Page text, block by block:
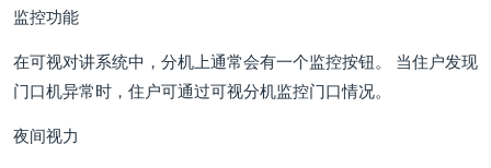
监控功能
在可视对讲系统中，分机上通常会有一个监控按钮。 当住户发现
门口机异常时，住户可通过可视分机监控门口情况。
夜间视力